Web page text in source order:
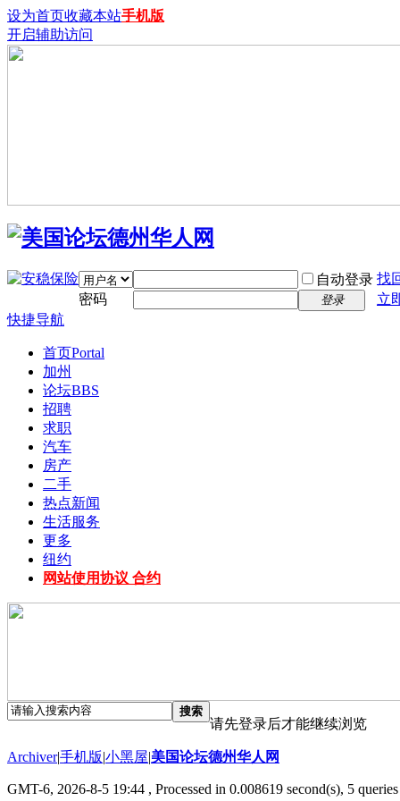
设为首页收藏本站手机版
开启辅助访问
自动登录 找
密码
登录
立
快捷导航
首页Portal
加州
论坛BBS
招聘
求职
汽车
房产
二手
热点新闻
生活服务
更多
纽约
网站使用协议 合约
搜索
请先登录后才能继续浏览
Archiver|手机版|小黑屋|美国论坛德州华人网
GMT-6, 2026-8-5 19:44 , Processed in 0.008619 second(s), 5